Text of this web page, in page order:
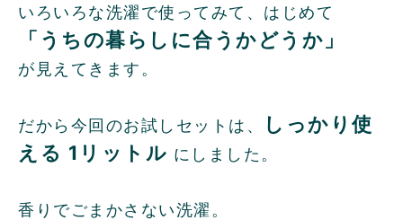
いろいろな洗濯で使ってみて、はじめて
「うちの暮らしに合うかどうか」
が見えてきます。
だから今回のお試しセットは、
しっかり使
える 1リットル にしました。
香りでごまかさない洗濯。